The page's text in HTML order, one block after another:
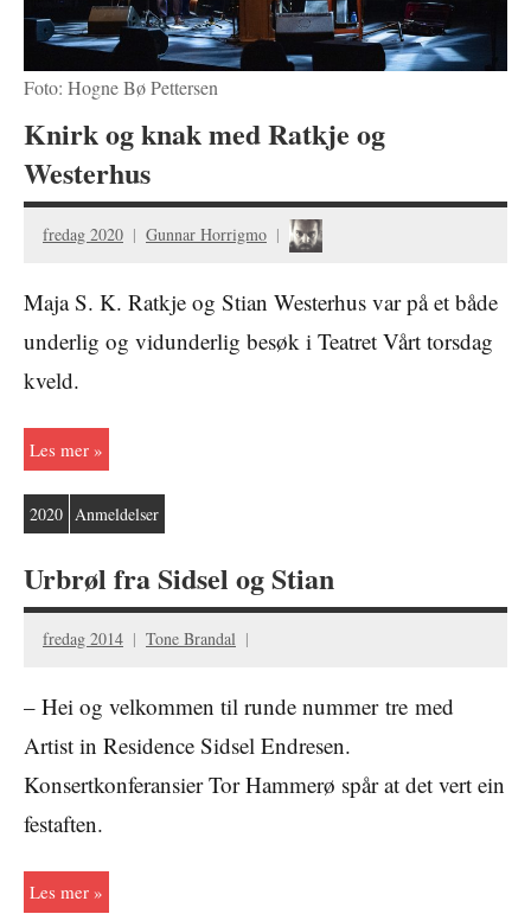
Foto: Hogne Bø Pettersen
Knirk og knak med Ratkje og
Westerhus
fredag 2020 Gunnar Horrigmo
Maja S. K. Ratkje og Stian Westerhus var på et både
underlig og vidunderlig besøk i Teatret Vårt torsdag
kveld.
Les mer
2020 Anmeldelser
Urbrøl fra Sidsel og Stian
fredag 2014 Tone Brandal
– Hei og velkommen til runde nummer tre med
Artist in Residence Sidsel Endresen.
Konsertkonferansier Tor Hammerø spår at det vert ein
festaften.
Les mer